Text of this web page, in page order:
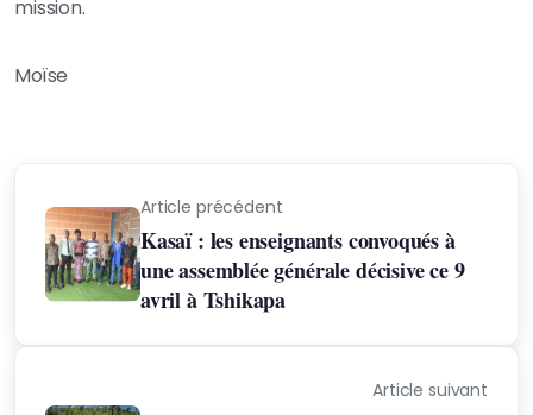
mission.
Moïse
Article précédent
Kasaï : les enseignants convoqués à
une assemblée générale décisive ce 9
avril à Tshikapa
Article suivant